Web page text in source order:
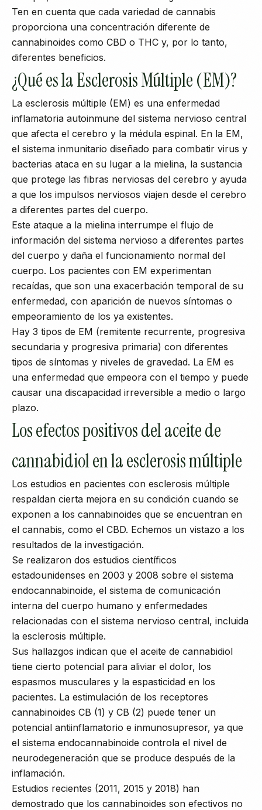
Ten en cuenta que cada variedad de cannabis
proporciona una concentración diferente de
cannabinoides como CBD o THC y, por lo tanto,
diferentes beneficios.
¿Qué es la Esclerosis Múltiple (EM)?
La esclerosis múltiple (EM) es una enfermedad
inflamatoria autoinmune del sistema nervioso central
que afecta el cerebro y la médula espinal. En la EM,
el sistema inmunitario diseñado para combatir virus y
bacterias ataca en su lugar a la mielina, la sustancia
que protege las fibras nerviosas del cerebro y ayuda
a que los impulsos nerviosos viajen desde el cerebro
a diferentes partes del cuerpo.
Este ataque a la mielina interrumpe el flujo de
información del sistema nervioso a diferentes partes
del cuerpo y daña el funcionamiento normal del
cuerpo. Los pacientes con EM experimentan
recaídas, que son una exacerbación temporal de su
enfermedad, con aparición de nuevos síntomas o
empeoramiento de los ya existentes.
Hay 3 tipos de EM (remitente recurrente, progresiva
secundaria y progresiva primaria) con diferentes
tipos de síntomas y niveles de gravedad. La EM es
una enfermedad que empeora con el tiempo y puede
causar una discapacidad irreversible a medio o largo
plazo.
Los efectos positivos del aceite de
cannabidiol en la esclerosis múltiple
Los estudios en pacientes con esclerosis múltiple
respaldan cierta mejora en su condición cuando se
exponen a los cannabinoides que se encuentran en
el cannabis, como el CBD. Echemos un vistazo a los
resultados de la investigación.
Se realizaron dos estudios científicos
estadounidenses en 2003 y 2008 sobre el sistema
endocannabinoide, el sistema de comunicación
interna del cuerpo humano y enfermedades
relacionadas con el sistema nervioso central, incluida
la esclerosis múltiple.
Sus hallazgos indican que el aceite de cannabidiol
tiene cierto potencial para aliviar el dolor, los
espasmos musculares y la espasticidad en los
pacientes. La estimulación de los receptores
cannabinoides CB (1) y CB (2) puede tener un
potencial antiinflamatorio e inmunosupresor, ya que
el sistema endocannabinoide controla el nivel de
neurodegeneración que se produce después de la
inflamación.
Estudios recientes (2011, 2015 y 2018) han
demostrado que los cannabinoides son efectivos no